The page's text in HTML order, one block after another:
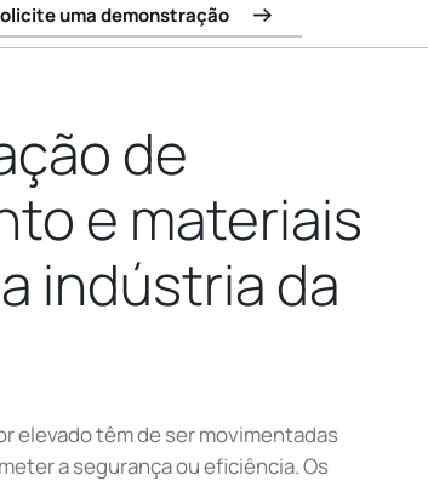
uma demonstração
de
e materiais
indústria da
elevado têm de ser movimentadas
a segurança ou eficiência. Os